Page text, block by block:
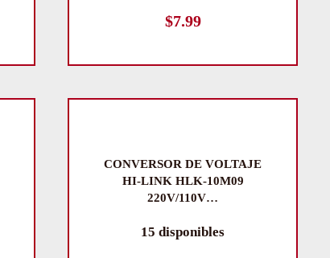
$7.99
CONVERSOR DE VOLTAJE
HI-LINK HLK-10M09
220V/110V…
15 disponibles